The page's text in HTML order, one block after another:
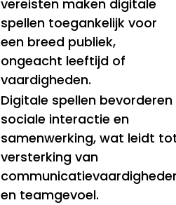
vereisten maken digitale
spellen toegankelijk voor
een breed publiek,
ongeacht leeftijd of
vaardigheden.
Digitale spellen bevorderen
sociale interactie en
samenwerking, wat leidt
versterking van
en teamgevoel.